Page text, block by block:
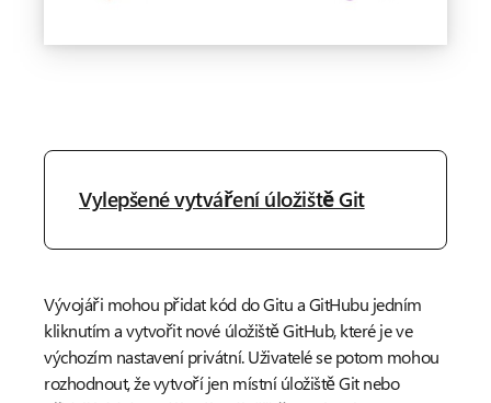
Vylepšené vytváření úložiště Git
Vývojáři mohou přidat kód do Gitu a GitHubu jedním
kliknutím a vytvořit nové úložiště GitHub, které je ve
výchozím nastavení privátní. Uživatelé se potom mohou
rozhodnout, že vytvoří jen místní úložiště Git nebo